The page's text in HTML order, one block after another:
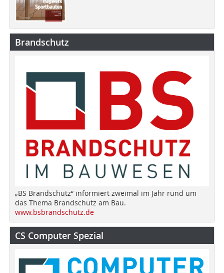
Brandschutz
„BS Brandschutz“ informiert zweimal im Jahr rund um
das Thema Brandschutz am Bau.
www.bsbrandschutz.de
CS Computer Spezial